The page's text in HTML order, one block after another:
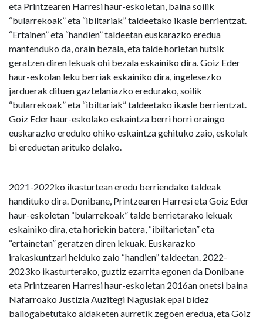
eta Printzearen Harresi haur-eskoletan, baina soilik
“bularrekoak” eta “ibiltariak” taldeetako ikasle berrientzat.
“Ertainen” eta “handien” taldeetan euskarazko eredua
mantenduko da, orain bezala, eta talde horietan hutsik
geratzen diren lekuak ohi bezala eskainiko dira. Goiz Eder
haur-eskolan leku berriak eskainiko dira, ingelesezko
jarduerak dituen gaztelaniazko eredurako, soilik
“bularrekoak” eta “ibiltariak” taldeetako ikasle berrientzat.
Goiz Eder haur-eskolako eskaintza berri horri oraingo
euskarazko ereduko ohiko eskaintza gehituko zaio, eskolak
bi ereduetan arituko delako.
2021-2022ko ikasturtean eredu berriendako taldeak
handituko dira. Donibane, Printzearen Harresi eta Goiz Eder
haur-eskoletan “bularrekoak” talde berrietarako lekuak
eskainiko dira, eta horiekin batera, “ibiltarietan” eta
“ertainetan” geratzen diren lekuak. Euskarazko
irakaskuntzari helduko zaio “handien” taldeetan. 2022-
2023ko ikasturterako, guztiz ezarrita egonen da Donibane
eta Printzearen Harresi haur-eskoletan 2016an onetsi baina
Nafarroako Justizia Auzitegi Nagusiak epai bidez
baliogabetutako aldaketen aurretik zegoen eredua, eta Goiz